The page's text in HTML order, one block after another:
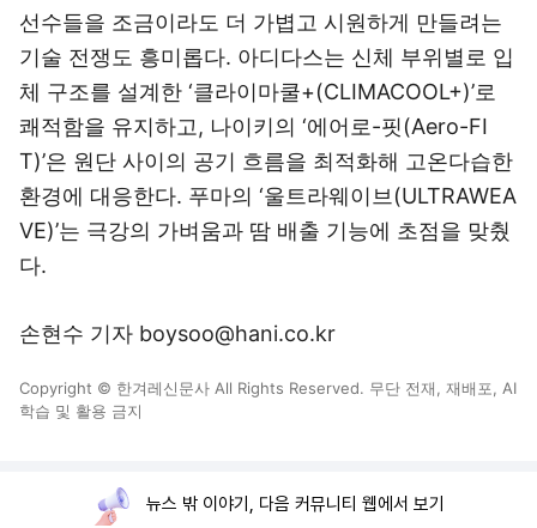
선수들을 조금이라도 더 가볍고 시원하게 만들려는
기술 전쟁도 흥미롭다. 아디다스는 신체 부위별로 입
체 구조를 설계한 ‘클라이마쿨+(CLIMACOOL+)’로
쾌적함을 유지하고, 나이키의 ‘에어로-핏(Aero-FI
T)’은 원단 사이의 공기 흐름을 최적화해 고온다습한
환경에 대응한다. 푸마의 ‘울트라웨이브(ULTRAWEA
VE)’는 극강의 가벼움과 땀 배출 기능에 초점을 맞췄
다.
손현수 기자 boysoo@hani.co.kr
Copyright © 한겨레신문사 All Rights Reserved. 무단 전재, 재배포, AI
학습 및 활용 금지
뉴스 밖 이야기, 다음 커뮤니티 웹에서 보기